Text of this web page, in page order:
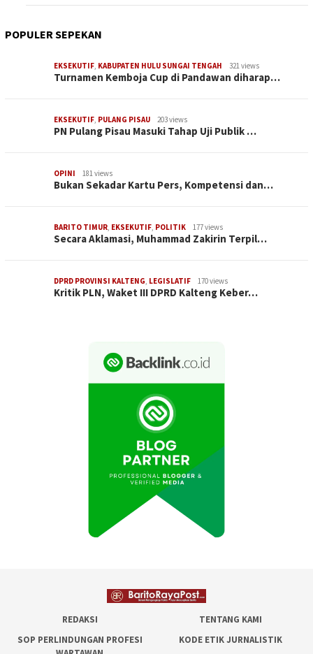
POPULER SEPEKAN
EKSEKUTIF, KABUPATEN HULU SUNGAI TENGAH 321 views
Turnamen Kemboja Cup di Pandawan diharap…
EKSEKUTIF, PULANG PISAU 203 views
PN Pulang Pisau Masuki Tahap Uji Publik …
OPINI 181 views
Bukan Sekadar Kartu Pers, Kompetensi dan…
BARITO TIMUR, EKSEKUTIF, POLITIK 177 views
Secara Aklamasi, Muhammad Zakirin Terpil…
DPRD PROVINSI KALTENG, LEGISLATIF 170 views
Kritik PLN, Waket III DPRD Kalteng Keber…
REDAKSI
TENTANG KAMI
SOP PERLINDUNGAN PROFESI
KODE ETIK JURNALISTIK